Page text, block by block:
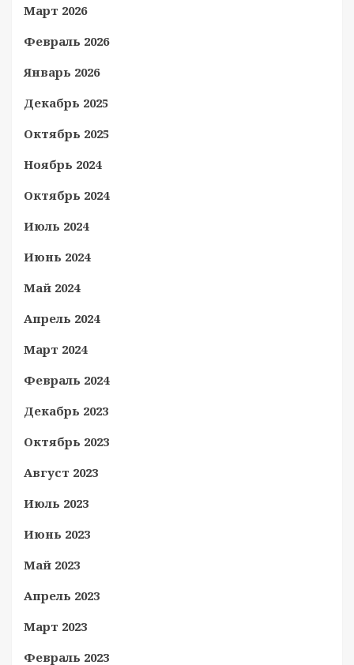
Март 2026
Февраль 2026
Январь 2026
Декабрь 2025
Октябрь 2025
Ноябрь 2024
Октябрь 2024
Июль 2024
Июнь 2024
Май 2024
Апрель 2024
Март 2024
Февраль 2024
Декабрь 2023
Октябрь 2023
Август 2023
Июль 2023
Июнь 2023
Май 2023
Апрель 2023
Март 2023
Февраль 2023